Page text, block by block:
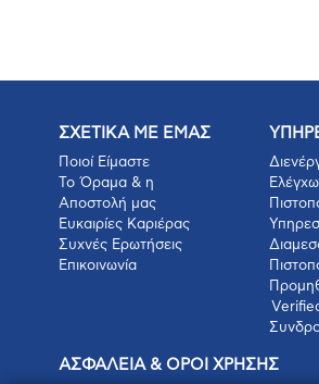
ΣΧΕΤΙΚΑ ΜΕ ΕΜΑΣ
Ποιοί Είμαστε
Το Όραμα & η
Αποστολή μας
Ευκαιρίες Καριέρας
Συχνές Ερωτήσεις
Επικοινωνία
ΑΣΦΑΛΕΙΑ & ΟΡΟΙ ΧΡΗΣΗΣ